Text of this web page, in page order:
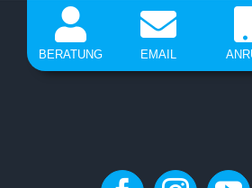
BERATUNG EMAIL